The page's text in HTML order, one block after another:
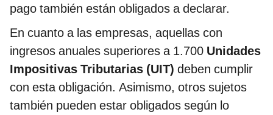
pago también están obligados a declarar.
En cuanto a las empresas, aquellas con
ingresos anuales superiores a 1.700 Unidades
Impositivas Tributarias (UIT) deben cumplir
con esta obligación. Asimismo, otros sujetos
también pueden estar obligados según lo